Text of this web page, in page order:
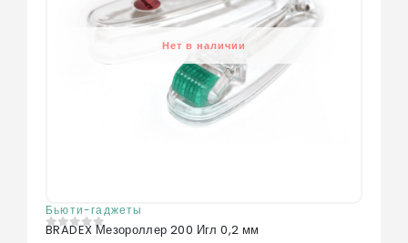
Нет в наличии
Бьюти-гаджеты
0из 5
BRADEX Мезороллер 200 Игл 0,2 мм